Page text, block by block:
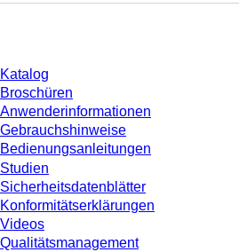
Katalog
Broschüren
Anwenderinformationen
Gebrauchshinweise
Bedienungsanleitungen
Studien
Sicherheitsdatenblätter
Konformitätserklärungen
Videos
Qualitätsmanagement